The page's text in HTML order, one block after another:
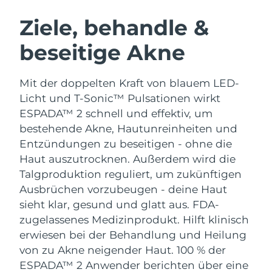
Ziele, behandle &
beseitige Akne
Mit der doppelten Kraft von blauem LED-
Licht und T-Sonic™ Pulsationen wirkt
ESPADA™ 2 schnell und effektiv, um
bestehende Akne, Hautunreinheiten und
Entzündungen zu beseitigen - ohne die
Haut auszutrocknen. Außerdem wird die
Talgproduktion reguliert, um zukünftigen
Ausbrüchen vorzubeugen - deine Haut
sieht klar, gesund und glatt aus. FDA-
zugelassenes Medizinprodukt. Hilft klinisch
erwiesen bei der Behandlung und Heilung
von zu Akne neigender Haut. 100 % der
ESPADA™ 2 Anwender berichten über eine
LUNA™ 4 Set
Anti-aging massage
LUNA™ 4 Plus
Massage, LED heating
LUNA™ 4 Men
For men, anti-aging massage
BEAR™ 2 Set
Microcurrent toning
BEAR™ 2 go
Microcurrent toning on-the-go
BEAR™ 2 eyes & lips
Microcurrent line smoothing device
Hydratisierung
UFO™ 3 Set
Deep facial hydration
UFO™ 3 LED
Near-infrared and red light therapy
device
Mundpflege
issa™ 4
Hybrid silicone sonic toothbrush
issa™ 4 plus
Smart hybrid silicone sonic toothbrush
FAQ™ ANTI-AGING-BEHANDLUNG
Anti-aging LED-Behandlungen
NEW
Australien
Erwartete Lieferung
Österreich
Erwartete Lieferung
10/08/2026
Bahrain
Erwartete Lieferung
11/08/2026
Belgien
Erwartete Lieferung
10/08/2026
Bermuda
Erwartete Lieferung
16/08/2026
Bosnien und
Herzegowina
Erwartete Lieferung
13/08/2026